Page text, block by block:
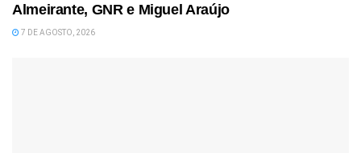
Almeirante, GNR e Miguel Araújo
7 DE AGOSTO, 2026